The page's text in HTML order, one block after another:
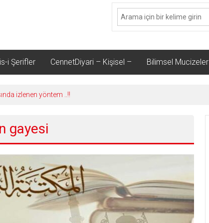
i Şerifler CennetDiyari – Kişisel – Bilimsel Mucizeler
izlenen yöntem ..!!
gayesi